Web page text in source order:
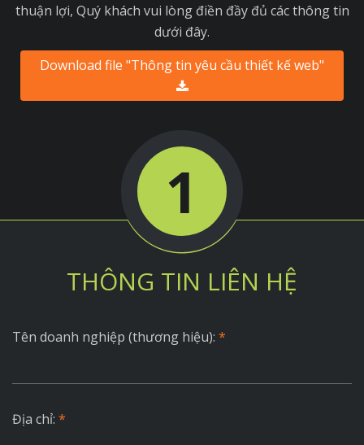
thuận lợi, Quý khách vui lòng điền đầy đủ các thông tin
dưới đây.
Download file "Thông tin yêu cầu thiết kế web"
1
THÔNG TIN LIÊN HỆ
Tên doanh nghiệp (thương hiệu): *
Địa chỉ: *